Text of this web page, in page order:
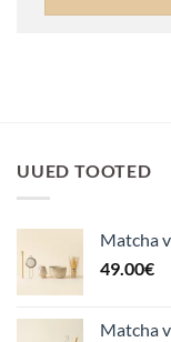
UUED TOOTED
Matcha
49.00€
Matcha